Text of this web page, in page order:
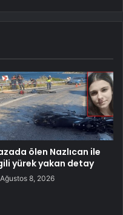
ölen Nazlıcan ile
yürek yakan detay
Ağustos 8, 2026